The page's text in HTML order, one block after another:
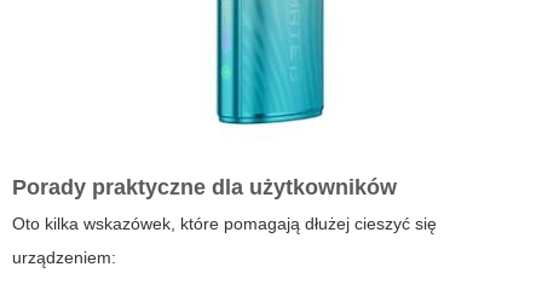
Porady praktyczne dla użytkowników
Oto kilka wskazówek, które pomagają dłużej cieszyć się
urządzeniem: